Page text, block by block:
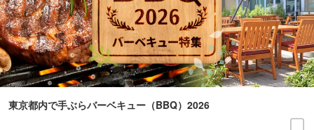
東京都内で手ぶらバーベキュー（BBQ）2026